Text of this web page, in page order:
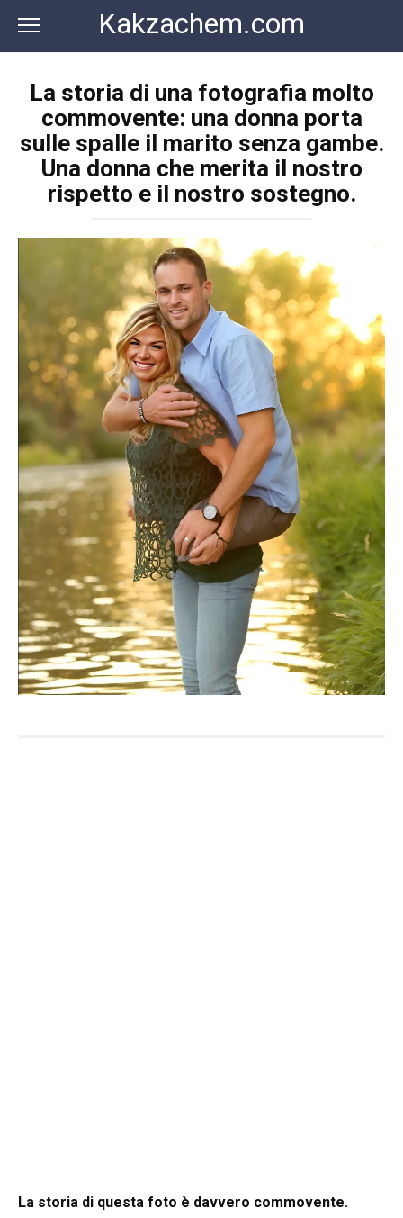
контенту
Kakzachem.com
La storia di una fotografia molto
commovente: una donna porta
sulle spalle il marito senza gambe.
Una donna che merita il nostro
rispetto e il nostro sostegno.
La storia di questa foto è davvero commovente.